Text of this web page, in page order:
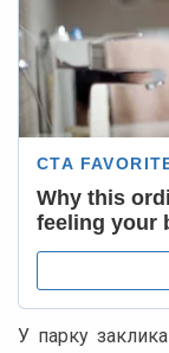
У парку